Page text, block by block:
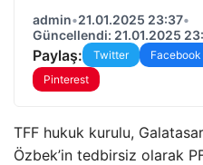
admin•21.01.2025 23:37•
Güncellendi: 21.01.2025
Paylaş: Twitter Facebook
Pinterest
TFF hukuk kurulu,
Özbek’in tedbirsiz olarak